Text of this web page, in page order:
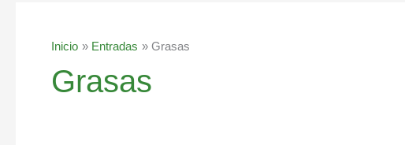
Inicio Entradas Grasas
Grasas